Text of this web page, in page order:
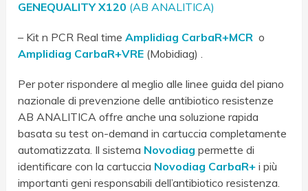
GENEQUALITY X120 (AB ANALITICA)
– Kit n PCR Real timeAmplidiag CarbaR+MCR o
Amplidiag CarbaR+VRE (Mobidiag) .
Per poter rispondere al meglio alle linee guida del piano
nazionale di prevenzione delle antibiotico resistenze
AB ANALITICA offre anche una soluzione rapida
basata su test on-demand in cartuccia completamente
automatizzata. Il sistema Novodiag permette di
identificare con la cartuccia Novodiag CarbaR+i più
importanti geni responsabili dell’antibiotico resistenza.